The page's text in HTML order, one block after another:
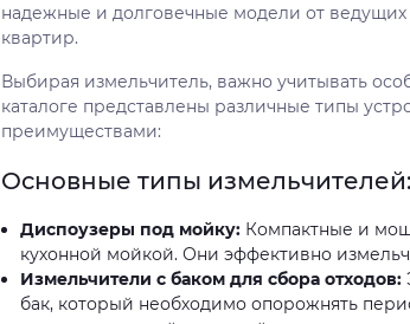
надежные и долговечные модели от
квартир.
Выбирая измельчитель, важно учитывать
каталоге представлены различные типы
преимуществами:
Основные типы измельчителей:
Диспоузеры под мойку: Компактные и
кухонной мойкой. Они эффективно
Измельчители с баком для сбора отходов:
бак, который необходимо опорожнять